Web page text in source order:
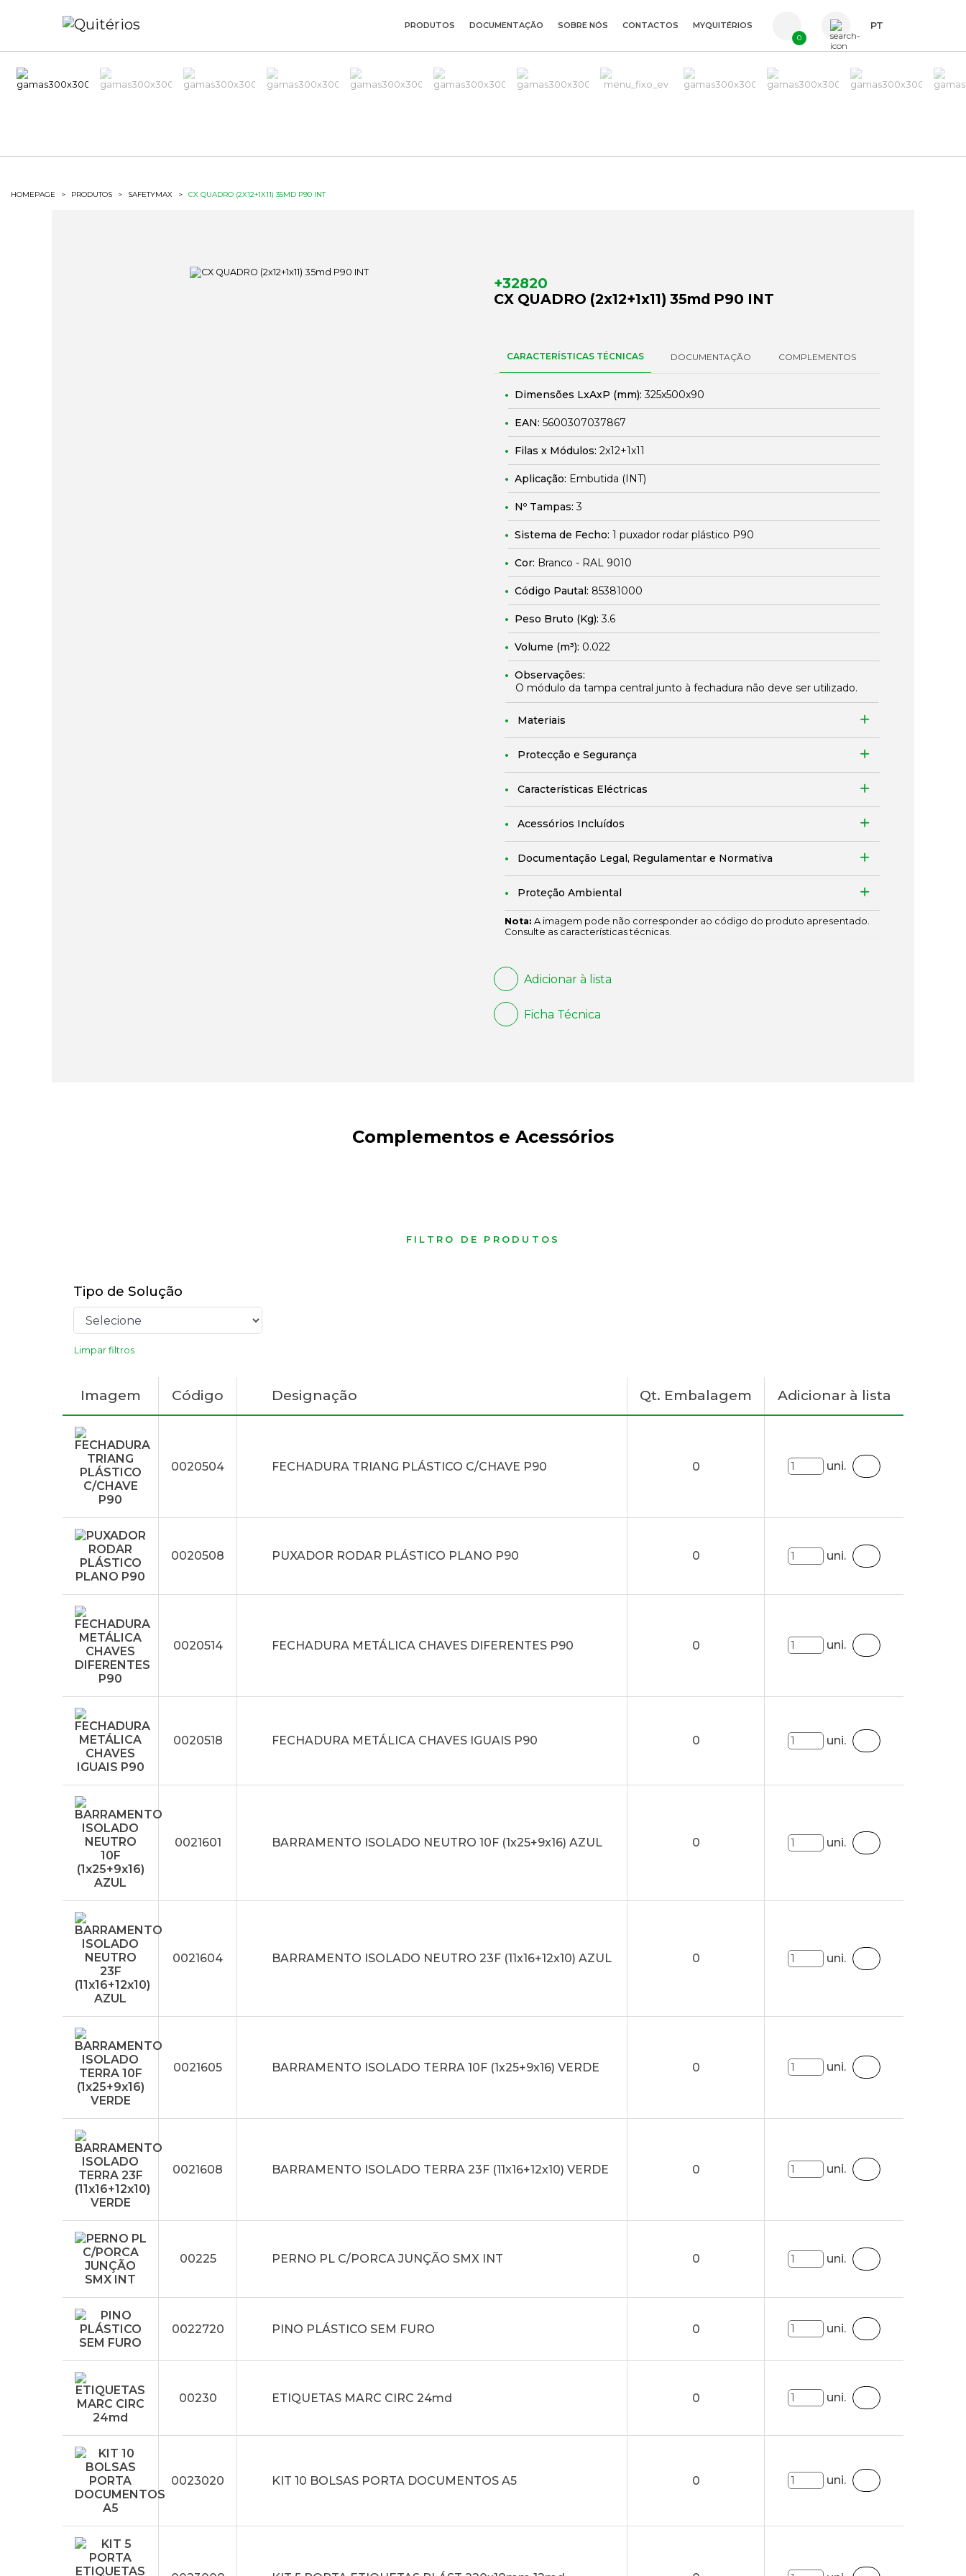
ES
PRODUTOS DOCUMENTAÇÃO SOBRE NÓS CONTACTOS MYQUITÉRIOS
0
PT
HOMEPAGE > PRODUTOS > SAFETYMAX > CX QUADRO (2X12+1X11) 35MD P90 INT
+32820
CX QUADRO (2x12+1x11) 35md P90 INT
CARACTERÍSTICAS TÉCNICAS DOCUMENTAÇÃO COMPLEMENTOS
Dimensões LxAxP (mm):325x500x90
EAN: 5600307037867
Filas x Módulos: 2x12+1x11
Aplicação: Embutida (INT)
Nº Tampas:3
Sistema de Fecho: 1 puxador rodar plástico P90
Cor: Branco - RAL 9010
Código Pautal: 85381000
Peso Bruto (Kg):3.6
Volume (m³): 0.022
Observações:
O módulo da tampa central junto à fechadura não deve ser utilizado.
Materiais
Protecção e Segurança
Características Eléctricas
Acessórios Incluídos
Documentação Legal, Regulamentar e Normativa
Proteção Ambiental
Nota: A imagem pode não corresponder ao código do produto apresentado.
Consulte as características técnicas.
Adicionar à lista
Ficha Técnica
Complementos e Acessórios
FILTRO DE PRODUTOS
Tipo de Solução
Limpar filtros
Imagem Código Designação Qt. Embalagem Adicionar à lista
0020504 FECHADURA TRIANG PLÁSTICO C/CHAVE P90 0 uni.
0020508 PUXADOR RODAR PLÁSTICO PLANO P90 0 uni.
0020514 FECHADURA METÁLICA CHAVES DIFERENTES P90 0 uni.
0020518 FECHADURA METÁLICA CHAVES IGUAIS P90 0 uni.
0021601 BARRAMENTO ISOLADO NEUTRO 10F (1x25+9x16) AZUL 0 uni.
0021604 BARRAMENTO ISOLADO NEUTRO 23F (11x16+12x10) AZUL 0 uni.
0021605 BARRAMENTO ISOLADO TERRA 10F (1x25+9x16) VERDE 0 uni.
0021608 BARRAMENTO ISOLADO TERRA 23F (11x16+12x10) VERDE 0 uni.
00225 PERNO PL C/PORCA JUNÇÃO SMX INT 0 uni.
0022720 PINO PLÁSTICO SEM FURO 0 uni.
00230 ETIQUETAS MARC CIRC 24md 0 uni.
0023020 KIT 10 BOLSAS PORTA DOCUMENTOS A5 0 uni.